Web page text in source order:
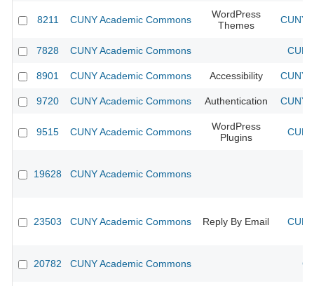
8211 CUNY Academic Commons
WordPress
Themes
CUNY
7828 CUNY Academic Commons
8901 CUNY Academic Commons Accessibility CUNY
9720 CUNY Academic Commons Authentication CUNY
9515 CUNY Academic Commons
WordPress
Plugins
19628 CUNY Academic Commons
23503 CUNY Academic Commons Reply By Email
20782 CUNY Academic Commons